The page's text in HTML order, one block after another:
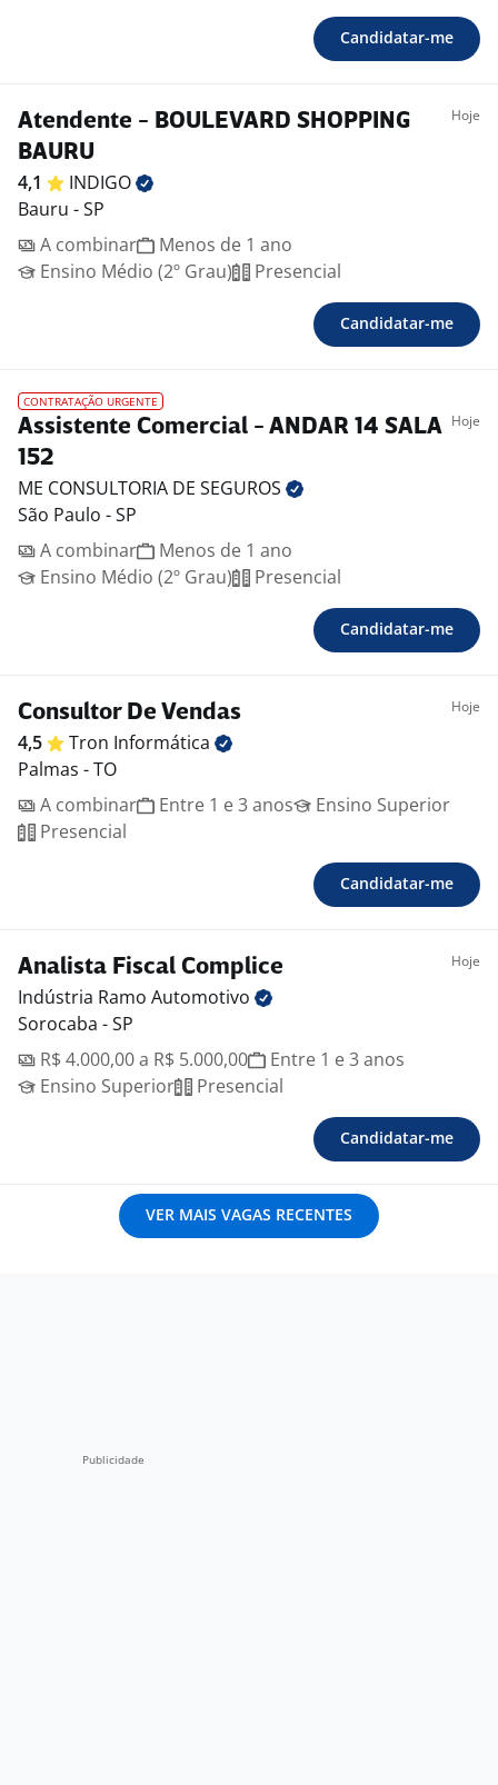
Candidatar-me
Atendente - BOULEVARD SHOPPING
BAURU
Hoje
4,1
INDIGO
Bauru - SP
A combinar
Menos de 1 ano
Ensino Médio (2º Grau)
Presencial
Candidatar-me
CONTRATAÇÃO URGENTE
Assistente Comercial - ANDAR 14 SALA
152
Hoje
ME CONSULTORIA DE SEGUROS
São Paulo - SP
A combinar
Menos de 1 ano
Ensino Médio (2º Grau)
Presencial
Candidatar-me
Consultor De Vendas Hoje
4,5 Tron Informática
Palmas - TO
A combinar
Entre 1 e 3 anos
Ensino Superior
Presencial
Candidatar-me
Analista Fiscal Complice Hoje
Indústria Ramo Automotivo
Sorocaba - SP
R$ 4.000,00 a R$ 5.000,00
Entre 1 e 3 anos
Ensino Superior
Presencial
Candidatar-me
VER MAIS VAGAS RECENTES